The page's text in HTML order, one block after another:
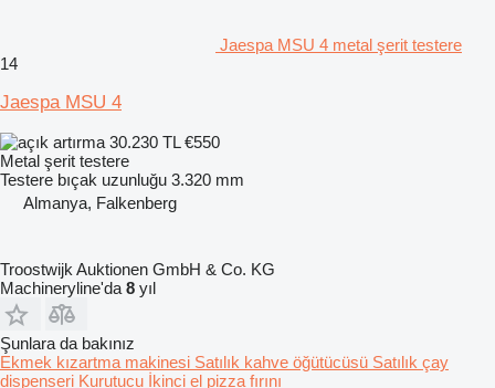
Jaespa MSU 4 metal şerit testere
14
Jaespa MSU 4
30.230 TL€550
Metal şerit testere
Testere bıçak uzunluğu 3.320 mm
Almanya, Falkenberg
Troostwijk Auktionen GmbH & Co. KG
Machineryline'da 8 yıl
Şunlara da bakınız
Ekmek kızartma makinesi Satılık kahve öğütücüsü Satılık çay
dispenseri Kurutucu İkinci el pizza fırını